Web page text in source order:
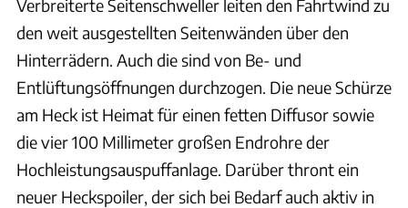
Verbreiterte Seitenschweller leiten den Fahrtwind zu
den weit ausgestellten Seitenwänden über den
Hinterrädern. Auch die sind von Be- und
Entlüftungsöffnungen durchzogen. Die neue Schürze
am Heck ist Heimat für einen fetten Diffusor sowie
die vier 100 Millimeter großen Endrohre der
Hochleistungsauspuffanlage. Darüber thront ein
neuer Heckspoiler, der sich bei Bedarf auch aktiv in